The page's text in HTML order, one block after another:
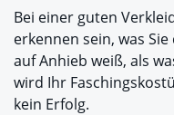
Bei einer guten
erkennen sein, was
auf Anhieb weiß, als
wird Ihr
kein Erfolg.